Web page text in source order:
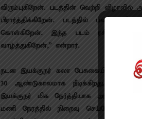
விரும்புகிறேன். படத்தின் வெற்றி
பிரார்த்திக்கிறேன்.‌ படத்தில்
கொள்கிறேன். இந்த படம் ரசிகர்களின்
வாழ்த்துகிறேன்,” என்றார்.
நடன இயக்குநர் கலா பேசுகையில்,
30 ஆண்டுகாலமாக நீடிக்கிறது. இந்த
இயக்குநர் மிக நேர்த்தியாக அரங்கங்களை
மணி நேரத்தில் நிறைவு செய்தோம்.